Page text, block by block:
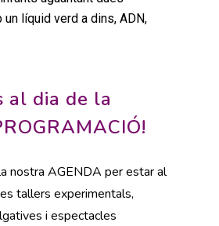
al dia de la
nostra AGENDA per estar al
tallers experimentals,
i espectacles